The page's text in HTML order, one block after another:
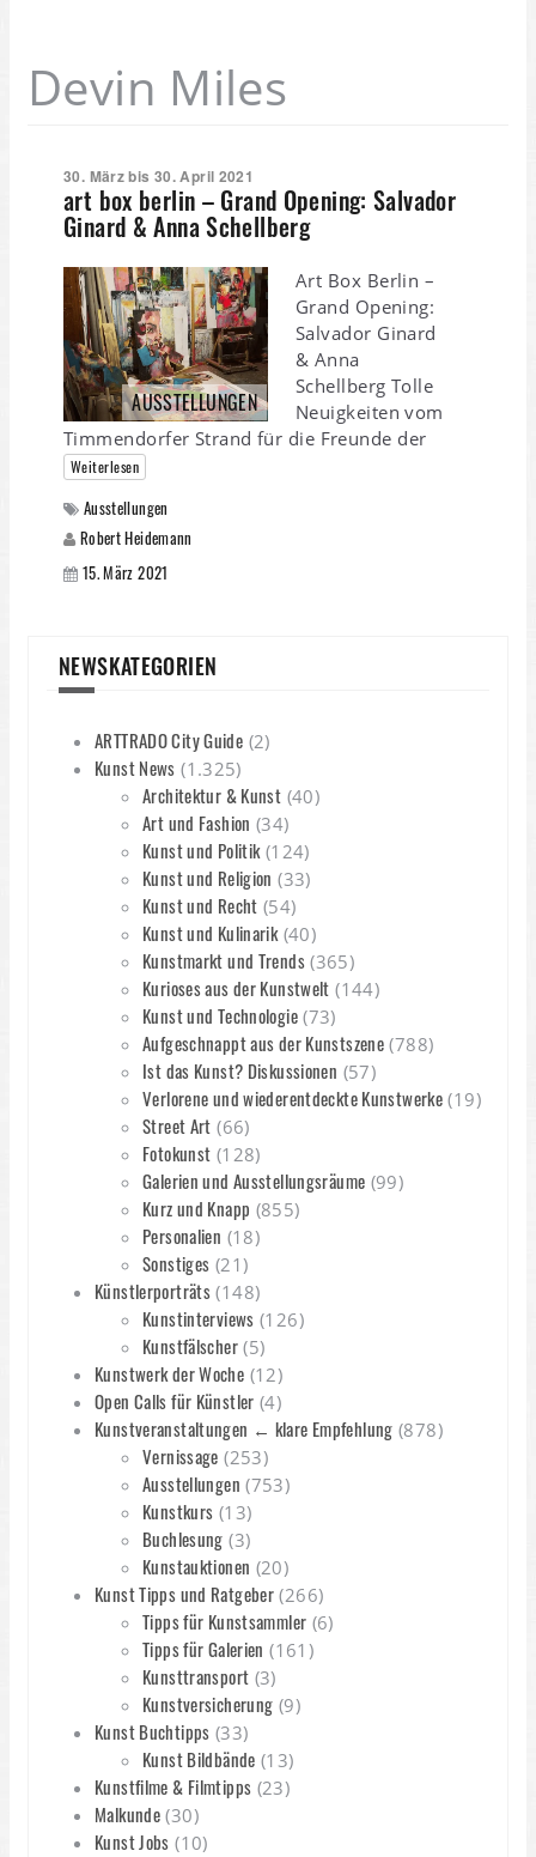
Devin Miles
30. März bis 30. April 2021
art box berlin – Grand Opening: Salvador
Ginard & Anna Schellberg
AUSSTELLUNGEN
Art Box Berlin –
Grand Opening:
Salvador Ginard
& Anna
Schellberg Tolle
Neuigkeiten vom
Timmendorfer Strand für die Freunde der
Weiterlesen
Ausstellungen
Robert Heidemann
15. März 2021
NEWSKATEGORIEN
ARTTRADO City Guide (2)
Kunst News (1.325)
Architektur & Kunst (40)
Art und Fashion (34)
Kunst und Politik(124)
Kunst und Religion (33)
Kunst und Recht (54)
Kunst und Kulinarik(40)
Kunstmarkt und Trends(365)
Kurioses aus der Kunstwelt (144)
Kunst und Technologie(73)
Aufgeschnappt aus der Kunstszene (788)
Ist das Kunst? Diskussionen (57)
Verlorene und wiederentdeckte Kunstwerke (19)
Street Art (66)
Fotokunst (128)
Galerien und Ausstellungsräume (99)
Kurz und Knapp (855)
Personalien (18)
Sonstiges (21)
Künstlerporträts (148)
Kunstinterviews (126)
Kunstfälscher(5)
Kunstwerk der Woche (12)
Open Calls für Künstler (4)
Kunstveranstaltungen ← klare Empfehlung (878)
Vernissage (253)
Ausstellungen (753)
Kunstkurs (13)
Buchlesung (3)
Kunstauktionen (20)
Kunst Tipps und Ratgeber (266)
Tipps für Kunstsammler (6)
Tipps für Galerien (161)
Kunsttransport (3)
Kunstversicherung (9)
Kunst Buchtipps (33)
Kunst Bildbände (13)
Kunstfilme & Filmtipps (23)
Malkunde (30)
Kunst Jobs (10)